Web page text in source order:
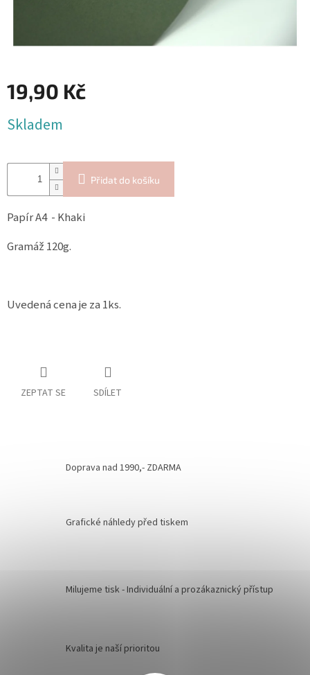
Přihlášení
19,90 Kč
cena:
Skladem
Přidat do košíku
Papír A4 - Khaki
Gramáž 120g.
Uvedená cena je za 1ks.
ZEPTAT SE SDÍLET
Doprava nad 1990,- ZDARMA
Grafické náhledy před tiskem
Milujeme tisk - Individuální a prozákaznický přístup
Kvalita je naší prioritou